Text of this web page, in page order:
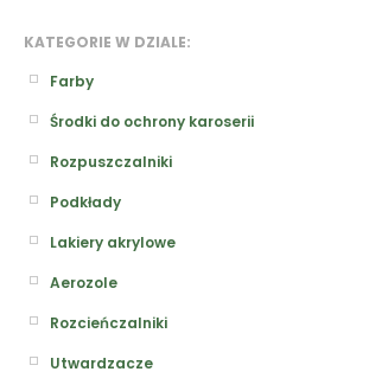
KATEGORIE W DZIALE:
Farby
Środki do ochrony karoserii
Rozpuszczalniki
Podkłady
Lakiery akrylowe
Aerozole
Rozcieńczalniki
Utwardzacze